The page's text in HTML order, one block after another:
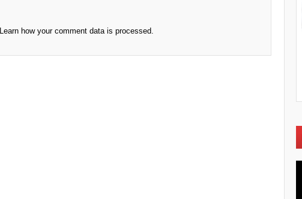
Learn how your comment data is processed.